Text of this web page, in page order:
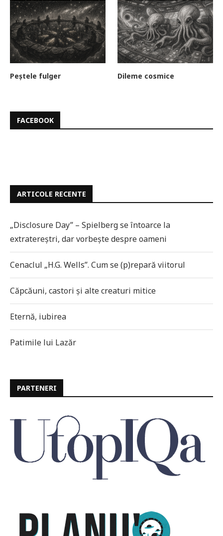
Peștele fulger Dileme cosmice
FACEBOOK
ARTICOLE RECENTE
„Disclosure Day” – Spielberg se întoarce la
extratereștri, dar vorbește despre oameni
Cenaclul „H.G. Wells”. Cum se (p)repară viitorul
Căpcăuni, castori și alte creaturi mitice
Eternă, iubirea
Patimile lui Lazăr
PARTENERI